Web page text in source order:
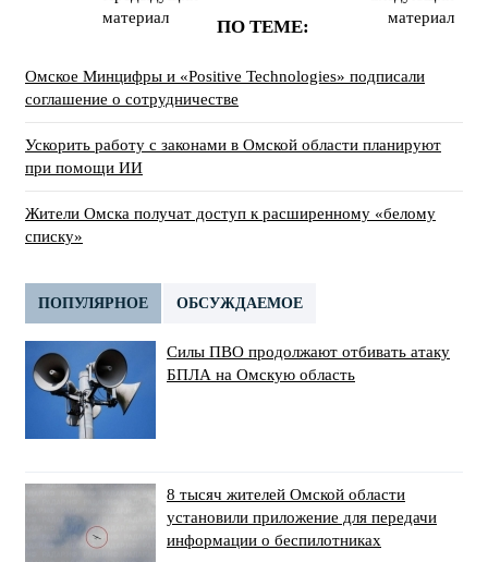
материал
материал
ПО ТЕМЕ:
Омское Минцифры и «Positive Technologies» подписали
соглашение о сотрудничестве
Ускорить работу с законами в Омской области планируют
при помощи ИИ
Жители Омска получат доступ к расширенному «белому
списку»
ПОПУЛЯРНОЕ ОБСУЖДАЕМОЕ
Силы ПВО продолжают отбивать атаку
БПЛА на Омскую область
8 тысяч жителей Омской области
установили приложение для передачи
информации о беспилотниках